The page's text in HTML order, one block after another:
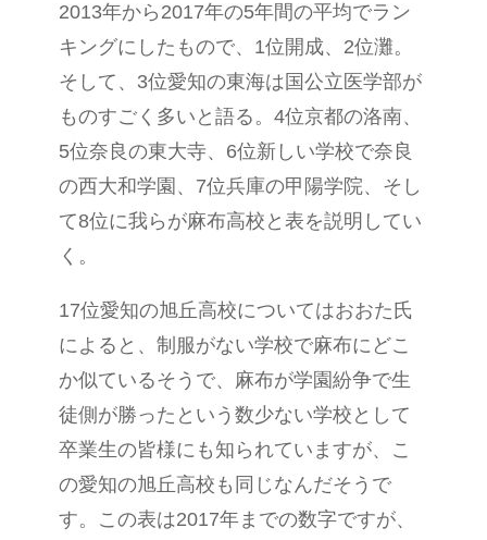
2013年から2017年の5年間の平均でラン
キングにしたもので、1位開成、2位灘。
そして、3位愛知の東海は国公立医学部が
ものすごく多いと語る。4位京都の洛南、
5位奈良の東大寺、6位新しい学校で奈良
の西大和学園、7位兵庫の甲陽学院、そし
て8位に我らが麻布高校と表を説明してい
く。
17位愛知の旭丘高校についてはおおた氏
によると、制服がない学校で麻布にどこ
か似ているそうで、麻布が学園紛争で生
徒側が勝ったという数少ない学校として
卒業生の皆様にも知られていますが、こ
の愛知の旭丘高校も同じなんだそうで
す。この表は2017年までの数字ですが、